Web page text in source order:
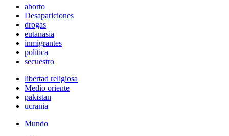
aborto
Desapariciones
drogas
eutanasia
inmigrantes
política
secuestro
libertad religiosa
Medio oriente
pakistan
ucrania
Mundo